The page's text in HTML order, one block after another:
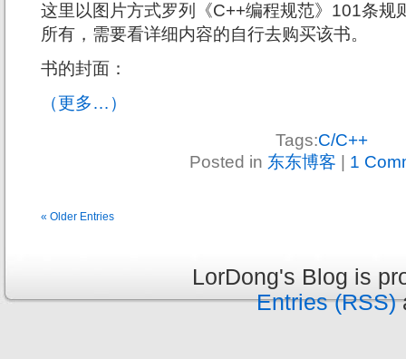
这里以图片方式罗列《C++编程规范》101条规
所有，需要看详细内容的自行去购买该书。
书的封面：
（更多…）
Tags:C/C++
Posted in 东东博客 1
« Older Entries
LorDong's Blog is
Entries (RSS)